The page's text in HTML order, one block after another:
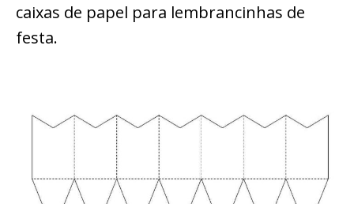
caixas de papel para lembrancinhas de
festa.